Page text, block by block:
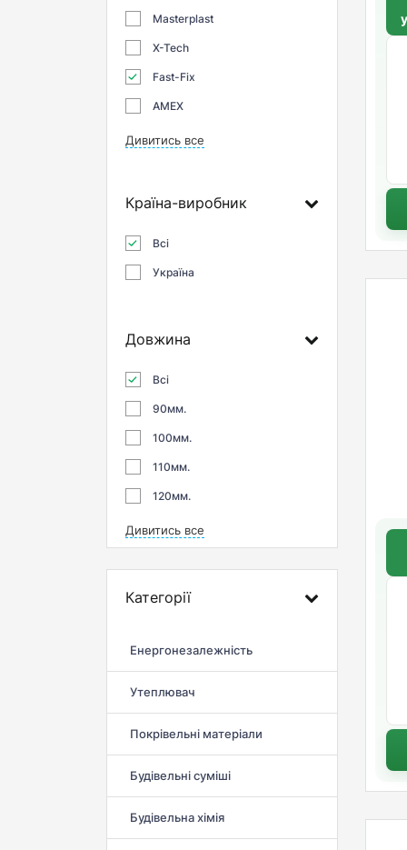
Masterplast
X-Tech
Fast-Fix
AMEX
Дивитись все
Країна-виробник
Всі
Україна
Довжина
Всі
90мм.
100мм.
110мм.
120мм.
Дивитись все
Категорії
Енергонезалежність
Утеплювач
Покрівельні матеріали
Будівельні суміші
Будівельна хімія